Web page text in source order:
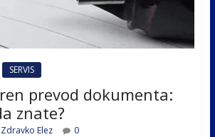
SERVIS
prevod dokumenta:
znate?
Zdravko Elez 0